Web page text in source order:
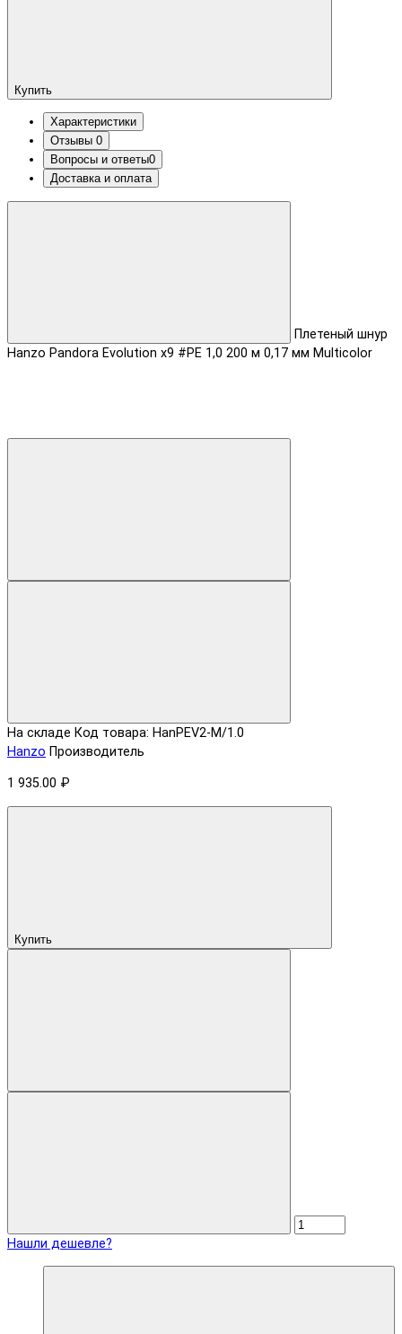
Купить
Характеристики
Отзывы 0
Вопросы и ответы0
Доставка и оплата
Плетеный шнур
Hanzo Pandora Evolution x9 #PE 1,0 200 м 0,17 мм Multicolor
На складе Код товара: HanPEV2-M/1.0
Hanzo Производитель
1 935.00 ₽
Купить
Нашли дешевле?